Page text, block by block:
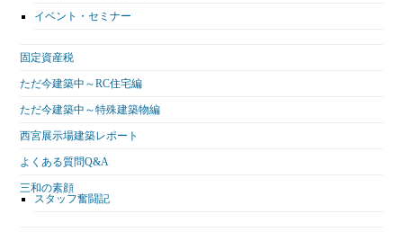
イベント・セミナー
固定資産税
ただ今建築中～RC住宅編
ただ今建築中～特殊建築物編
西宮展示場建築レポート
よくある質問Q&A
三和の素顔
スタッフ奮闘記